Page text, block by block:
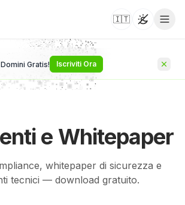
🇮🇹 Toggle
Gratis! Iscriviti Ora
e Whitepaper
whitepaper di sicurezza e
tecnici — download gratuito.